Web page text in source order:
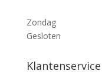
Zondag
Gesloten
Klantenservice